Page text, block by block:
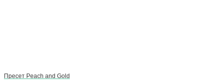
Пресет Peach and Gold